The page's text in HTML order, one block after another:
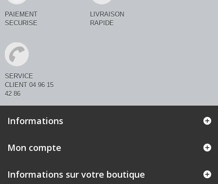
PAIEMENT
SECURISE
LIVRAISON
RAPIDE
SERVICE
CLIENT 04 96 15
42 86
Informations
Mon compte
Informations sur votre boutique